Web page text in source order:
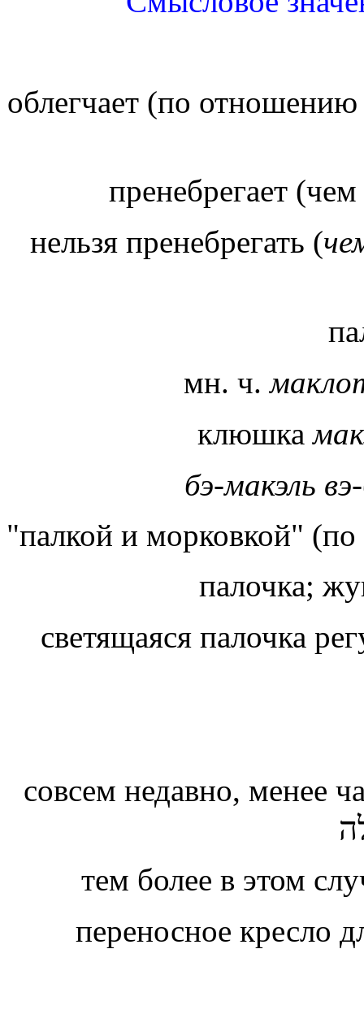
облегчает
нельзя пренебрегать (
мн. ч.
клюшка
бэ-макэль
"палкой и морковкой"
палочка;
светящаяся палочка
совсем недавно, менее
тем более в этом
переносное кресло